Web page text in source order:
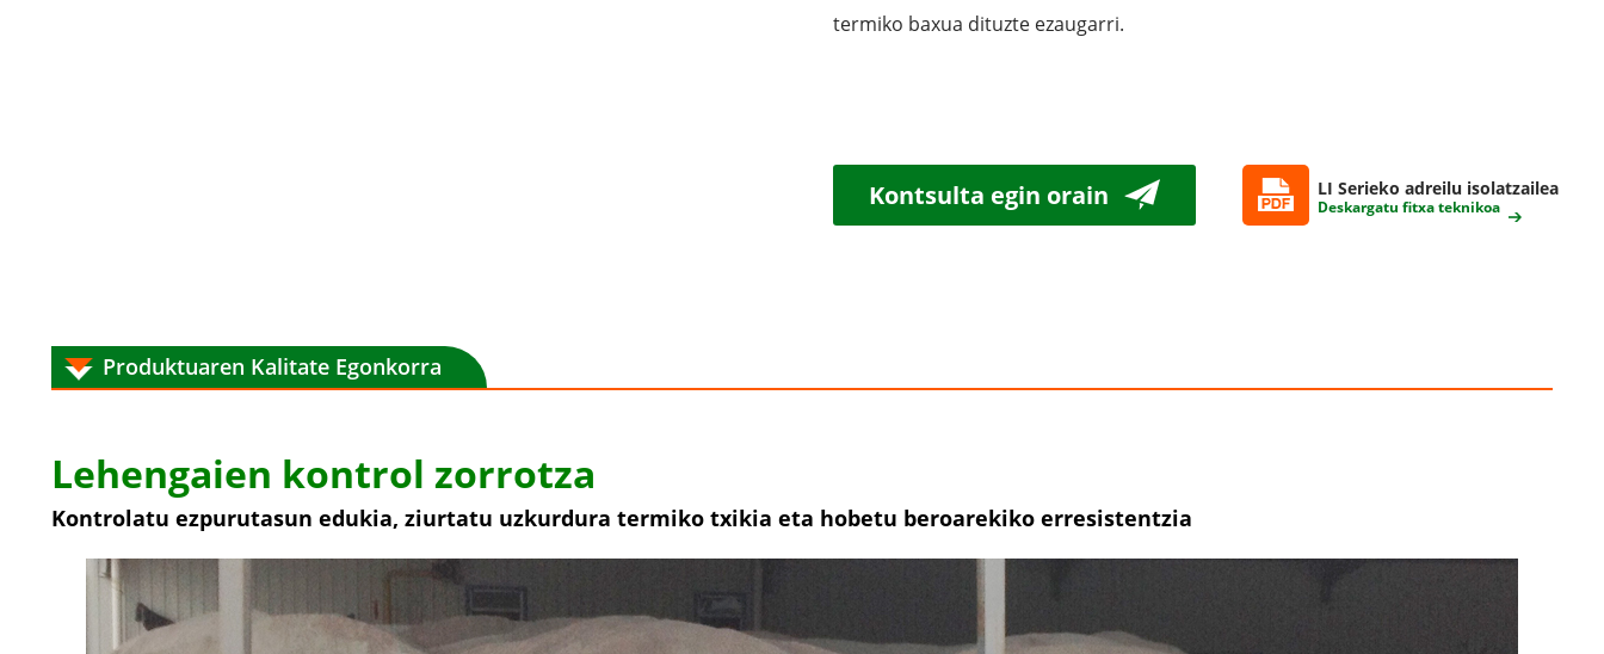
termiko baxua dituzte ezaugarri.
Kontsulta egin orain LI Serieko adreilu isolatzailea
Deskargatu fitxa teknikoa
Produktuaren Kalitate Egonkorra
Lehengaien kontrol zorrotza
Kontrolatu ezpurutasun edukia, ziurtatu uzkurdura termiko txikia eta hobetu beroarekiko erresistentzia